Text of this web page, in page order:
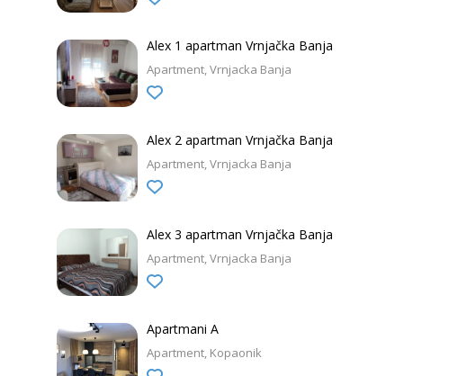
Alex 1 apartman Vrnjačka Banja
Apartment Vrnjacka Banja
Alex 2 apartman Vrnjačka Banja
Apartment Vrnjacka Banja
Alex 3 apartman Vrnjačka Banja
Apartment Vrnjacka Banja
Apartmani A
Apartment Kopaonik